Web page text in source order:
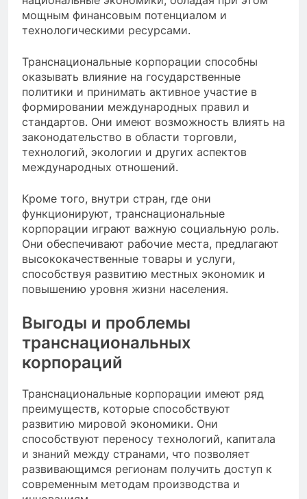
мощным финансовым потенциалом и
технологическими ресурсами.
Транснациональные корпорации способны
оказывать влияние на государственные
политики и принимать активное участие в
формировании международных правил и
стандартов. Они имеют возможность влиять на
законодательство в области торговли,
технологий, экологии и других аспектов
международных отношений.
Кроме того, внутри стран, где они
функционируют, транснациональные
корпорации играют важную социальную роль.
Они обеспечивают рабочие места, предлагают
высококачественные товары и услуги,
способствуя развитию местных экономик и
повышению уровня жизни населения.
Выгоды и проблемы
транснациональных
корпораций
Транснациональные корпорации имеют ряд
преимуществ, которые способствуют
развитию мировой экономики. Они
способствуют переносу технологий, капитала
и знаний между странами, что позволяет
развивающимся регионам получить доступ к
современным методам производства и